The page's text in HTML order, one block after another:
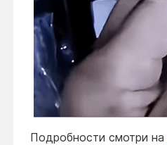
Подробности смотри на